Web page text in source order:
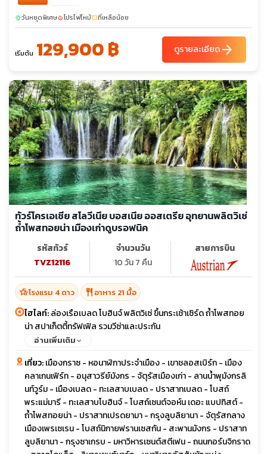
ยิว - สะพานลาดิน - ถนนคนเดิน คาร์ทเนอร์สตรีท - ปานดอร์ฟเอา
sunnyวันหยุดพิเศษlocal_fire_departmentโปรไฟไหม้confirmation_numberที่เหลือน้อย
เริ่มต้น 129,900 ฿ ดูรายละเอียดarrow_forward
ทัวร์โครเอเชีย สโลวีเนีย บอสเนีย ออสเตรีย อุทยานพลิตวิเซ่
ถ้ำโพสทอยน่า เมืองเก่าดูบรอฟนิค
รหัสทัวร์
TVZ12116
จำนวนวัน
10 วัน 7 คืน
สายการบิน
hotel_classโรงแรม 4 ดาว restaurant อาหาร 21 มื้อ
ไฮไลท์:ล่องเรือเบลด โบฮินจ์ พลิตวิเซ่ ขึ้นกระเช้าเซิร์ด ถ้ำโพสทอย
น่า สปาเก็ตตี้ทรัฟเฟิล รวมวีซ่าและประกัน
อ่านเพิ่มเติม
เที่ยว:เมืองกราซ - หอนาฬิกาประจำเมือง - เขาชลอสเบิร์ก - เมือง
คลาเกนเฟิร์ท - อนุสาวรีย์มังกร - จัตุรัสเมืองเก่า - ลานน้ำพุมังกรลิ
นท์วูร์ม - เมืองเบลด - ทะเลสาบเบลด - ปราสาทเบลด - โบสถ์
พระแม่มารี - ทะเลสาบโบฮินจ์ - โบสถ์เซนต์จอห์น เดอะ แบปทิสต์ -
ถ้ำโพสทอยน่า - ปราสาทเปรดยามา - กรุงลูบลิยานา - จัตุรัสกลาง
เมืองเพรเซเรน - โบสถ์นิกายฟรานเซสกัน - สะพานมังกร - ปราสาท
ลูบลิยานา - กรุงซาเกรบ - มหาวิหารเซนต์สตีเฟน - ถนนกอร์นจิกราด